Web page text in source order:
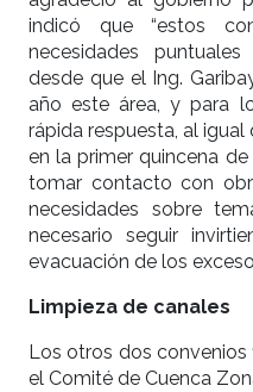
indicó que “estos
necesidades
desde que el Ing.
año este área, y para
rápida respuesta, al
en la primer quincena
tomar contacto con
necesidades sobre
necesario seguir
evacuación de los
Limpieza de canales
Los otros dos
el Comité de Cuenca